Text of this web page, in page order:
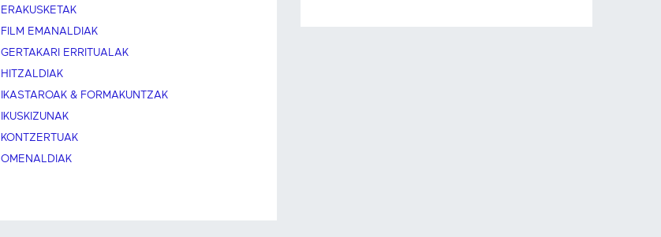
ERAKUSKETAK
FILM EMANALDIAK
GERTAKARI ERRITUALAK
HITZALDIAK
IKASTAROAK & FORMAKUNTZAK
IKUSKIZUNAK
KONTZERTUAK
OMENALDIAK